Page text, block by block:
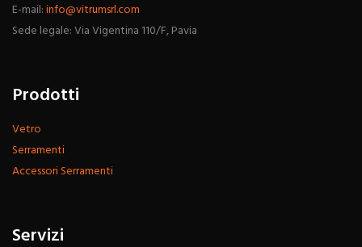
E-mail:info@vitrumsrl.com
Sede legale: Via Vigentina 110/F, Pavia
Prodotti
Vetro
Serramenti
Accessori Serramenti
Servizi